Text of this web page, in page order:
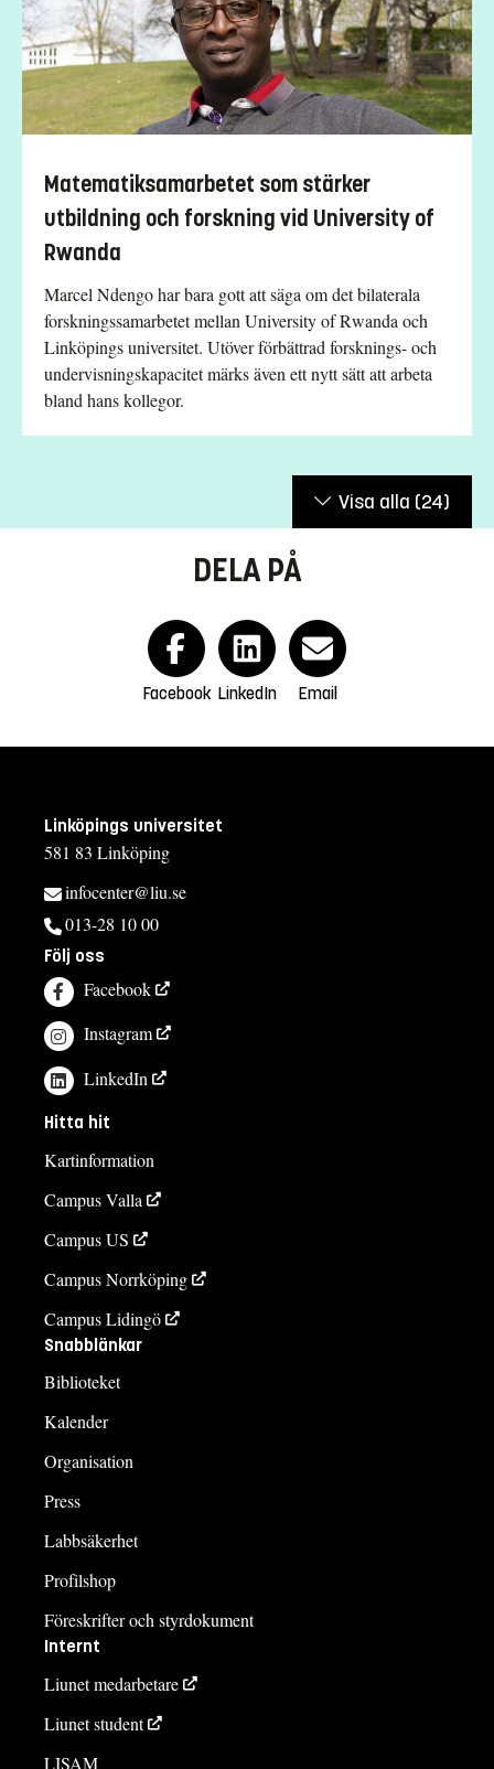
Matematiksamarbetet som stärker
utbildning och forskning vid University of
Rwanda
Marcel Ndengo har bara gott att säga om det bilaterala
forskningssamarbetet mellan University of Rwanda och
Linköpings universitet. Utöver förbättrad forsknings- och
undervisningskapacitet märks även ett nytt sätt att arbeta
bland hans kollegor.
Visa alla (24)
DELA PÅ
Facebook LinkedIn Email
Linköpings universitet
581 83 Linköping
infocenter@liu.se
013-28 10 00
Följ oss
Facebook
Instagram
LinkedIn
Hitta hit
Kartinformation
Campus Valla
Campus US
Campus Norrköping
Campus Lidingö
Snabblänkar
Biblioteket
Kalender
Organisation
Press
Labbsäkerhet
Profilshop
Föreskrifter och styrdokument
Internt
Liunet medarbetare
Liunet student
LISAM